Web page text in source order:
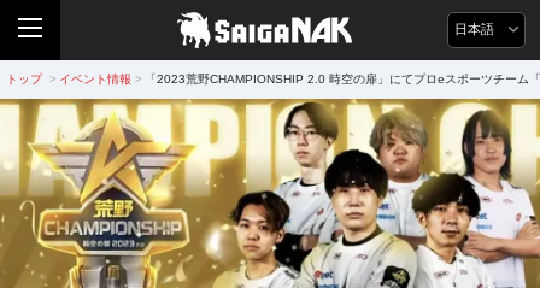
日本語
トップ > イベント情報 > 「2023荒野CHAMPIONSHIP 2.0 時空の扉」にてプロeスポーツチー